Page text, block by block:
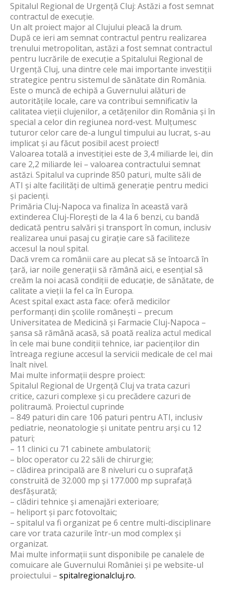
Spitalul Regional de Urgență Cluj: Astăzi a fost semnat
contractul de execuție.
Un alt proiect major al Clujului pleacă la drum.
După ce ieri am semnat contractul pentru realizarea
trenului metropolitan, astăzi a fost semnat contractul
pentru lucrările de execuție a Spitalului Regional de
Urgență Cluj, una dintre cele mai importante investiții
strategice pentru sistemul de sănătate din România.
Este o muncă de echipă a Guvernului alături de
autoritățile locale, care va contribui semnificativ la
calitatea vieții clujenilor, a cetățenilor din România și în
special a celor din regiunea nord-vest. Mulțumesc
tuturor celor care de-a lungul timpului au lucrat, s-au
implicat și au făcut posibil acest proiect!
Valoarea totală a investiției este de 3,4 miliarde lei, din
care 2,2 miliarde lei – valoarea contractului semnat
astăzi. Spitalul va cuprinde 850 paturi, multe săli de
ATI și alte facilități de ultimă generație pentru medici
și pacienți.
Primăria Cluj-Napoca va finaliza în această vară
extinderea Cluj-Florești de la 4 la 6 benzi, cu bandă
dedicată pentru salvări și transport în comun, inclusiv
realizarea unui pasaj cu girație care să faciliteze
accesul la noul spital.
Dacă vrem ca românii care au plecat să se întoarcă în
țară, iar noile generații să rămână aici, e esențial să
creăm la noi acasă condiții de educație, de sănătate, de
calitate a vieții la fel ca în Europa.
Acest spital exact asta face: oferă medicilor
performanți din școlile românești – precum
Universitatea de Medicină și Farmacie Cluj-Napoca –
șansa să rămână acasă, să poată realiza actul medical
în cele mai bune condiții tehnice, iar pacienților din
întreaga regiune accesul la servicii medicale de cel mai
înalt nivel.
Mai multe informații despre proiect:
Spitalul Regional de Urgență Cluj va trata cazuri
critice, cazuri complexe și cu precădere cazuri de
politraumă. Proiectul cuprinde
– 849 paturi din care 106 paturi pentru ATI, inclusiv
pediatrie, neonatologie și unitate pentru arși cu 12
paturi;
– 11 clinici cu 71 cabinete ambulatorii;
– bloc operator cu 22 săli de chirurgie;
– clădirea principală are 8 niveluri cu o suprafață
construită de 32.000 mp și 177.000 mp suprafață
desfășurată;
– clădiri tehnice și amenajări exterioare;
– heliport și parc fotovoltaic;
– spitalul va fi organizat pe 6 centre multi-disciplinare
care vor trata cazurile într-un mod complex și
organizat.
Mai multe informații sunt disponibile pe canalele de
comuicare ale Guvernului României și pe website-ul
proiectului – spitalregionalcluj.ro.